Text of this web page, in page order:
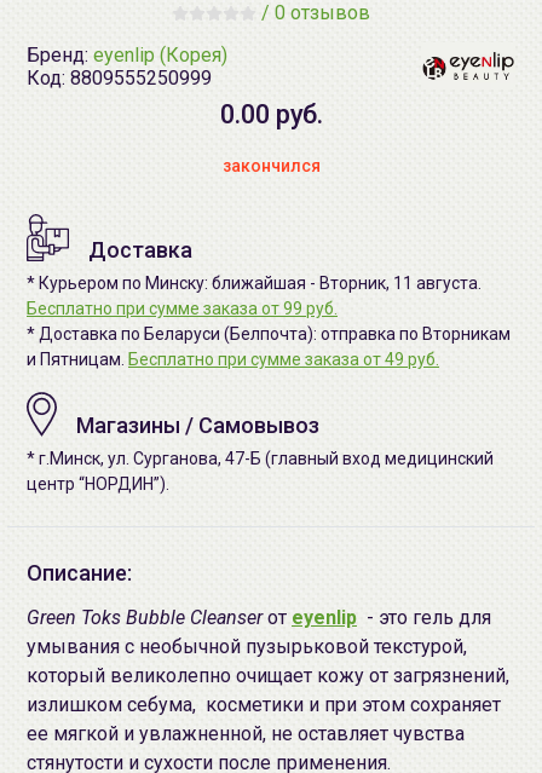
/ 0 отзывов
Бренд: eyenlip (Корея)
Код: 8809555250999
0.00 руб.
закончился
Доставка
* Курьером по Минску: ближайшая - Вторник, 11 августа.
Бесплатно при сумме заказа от 99 руб.
* Доставка по Беларуси (Белпочта): отправка по Вторникам
и Пятницам. Бесплатно при сумме заказа от 49 руб.
Магазины / Самовывоз
* г.Минск, ул. Сурганова, 47-Б (главный вход медицинский
центр “НОРДИН”).
Описание:
Green Toks Bubble Cleanser от eyenlip - это гель для
умывания с необычной пузырьковой текстурой,
который великолепно очищает кожу от загрязнений,
излишком себума, косметики и при этом сохраняет
ее мягкой и увлажненной, не оставляет чувства
стянутости и сухости после применения.